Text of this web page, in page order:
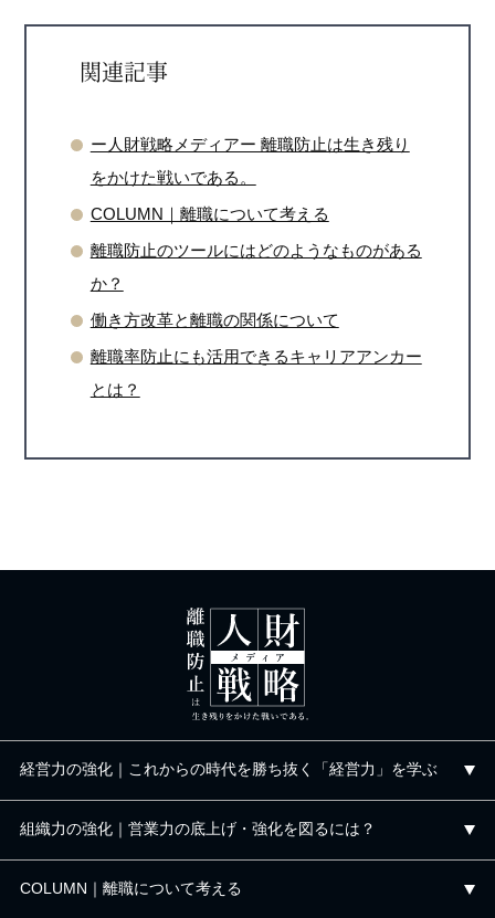
関連記事
ー人財戦略メディアー 離職防止は生き残り
をかけた戦いである。
COLUMN｜離職について考える
離職防止のツールにはどのようなものがある
か？
働き方改革と離職の関係について
離職率防止にも活用できるキャリアアンカー
とは？
経営力の強化｜これからの時代を勝ち抜く「経営力」を学ぶ
組織力の強化｜営業力の底上げ・強化を図るには？
COLUMN｜離職について考える